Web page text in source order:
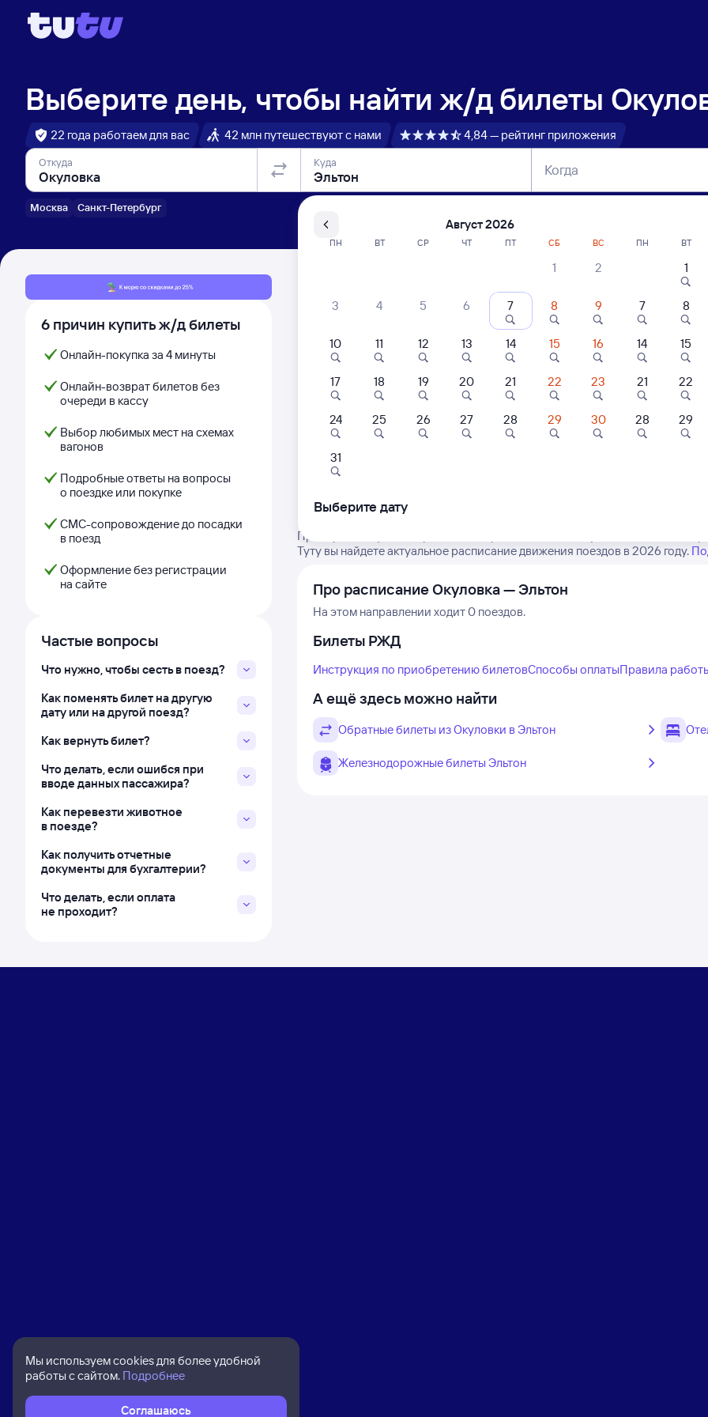
Выберите день, чтобы найти ж/д билеты
22 года работаем для вас 42 млн путешествуют с нами 4,84 — рейтинг приложения
Откуда
Москва Санкт-Петербург
Куда Когда
6 причин купить ж/д билеты
Онлайн-покупка за 4 минуты
Онлайн-возврат билетов без
очереди в кассу
Выбор любимых мест на схемах
вагонов
Подробные ответы на вопросы
о поездке или покупке
СМС-сопровождение до посадки
в поезд
Оформление без регистрации
на сайте
Частые вопросы
Что нужно, чтобы сесть в поезд?
Как поменять билет на другую
дату или на другой поезд?
Как вернуть билет?
Что делать, если ошибся при
вводе данных пассажира?
Как перевезти животное
в поезде?
Как получить отчетные
документы для бухгалтерии?
Что делать, если оплата
не проходит?
Расписание поездов Окуловка — Эльтон
Нет рейсов по
Проверьте актуальное расписание рейсов РЖД из Окуловки в Эльтон.
Туту вы найдете актуальное расписание движения поездов в 2026 году.
Про расписание Окуловка — Эльтон
На этом направлении ходит 0 поездов.
Билеты РЖД
Инструкция по приобретению билетовСпособы оплатыПравила
А ещё здесь можно найти
Обратные билеты из Окуловки в Эльтон
Железнодорожные билеты Эльтон
Мы используем cookies для более удобной
работы с сайтом. Подробнее
Соглашаюсь
Август 2026
ПН ВТ СР ЧТ ПТ СБ ВС
1 2
3 4 5 6 7 8 9
10 11 12 13 14 15 16
17 18 19 20 21 22 23
24 25 26 27 28 29 30
31
ПН ВТ
1
7 8
14 15
21 22
28 29
Выберите дату